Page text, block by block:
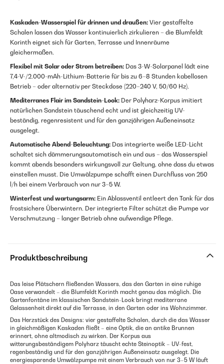
Kaskaden-Wasserspiel für drinnen und draußen: Vier gestaffelte
Schalen lassen das Wasser kontinuierlich zirkulieren – die Blumfeldt
Korinth eignet sich für Garten, Terrasse und Innenräume
gleichermaßen.
Flexibel mit Solar oder Strom betreiben: Das 3-W-Solarpanel lädt eine
7,4-V-/2.000-mAh-Lithium-Batterie für bis zu 6–8 Stunden kabellosen
Betrieb – oder alternativ per Steckdose (220–240 V, 50/60 Hz).
Mediterranes Flair im Sandstein-Look: Der Polyharz-Korpus imitiert
natürlichen Sandstein täuschend echt und ist gleichzeitig UV-
beständig, regenresistent und für den ganzjährigen Außeneinsatz
ausgelegt.
Automatische Abend-Beleuchtung: Das integrierte weiße LED-Licht
schaltet sich dämmerungsautomatisch ein und aus – das Wasserspiel
kommt abends besonders wirkungsvoll zur Geltung, ohne dass du etwas
einstellen musst. Die Umwälzpumpe schafft einen Durchfluss von 250
l/h bei einem Verbrauch von nur 3–5 W.
Winterfest und wartungsarm: Ein Ablassventil entleert den Tank für das
frostsichere Überwintern. Der integrierte Filter schützt die Pumpe vor
Verschmutzung – langer Betrieb ohne aufwendige Pflege.
Produktbeschreibung
Das leise Plätschern fließenden Wassers, das den Garten in eine ruhige
Oase verwandelt – die Blumfeldt Korinth macht genau das möglich. Die
Gartenfontäne im klassischen Sandstein-Look bringt mediterrane
Gelassenheit direkt auf die Terrasse, in den Garten oder ins Wohnzimmer.
Das Herzstück des Designs: vier gestaffelte Schalen, durch die das Wasser
in gleichmäßigen Kaskaden fließt – eine Optik, die an antike Brunnen
erinnert, ohne altmodisch zu wirken. Der Korpus aus
witterungsbeständigem Polyharz täuscht echte Steinoptik – UV-fest,
regenbeständig und für den ganzjährigen Außeneinsatz ausgelegt. Die
energiesparende Umwälzpumpe mit einem Verbrauch von nur 3–5 W läuft